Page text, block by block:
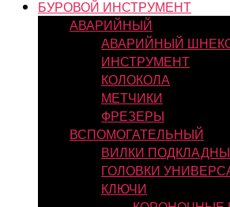
БУРОВОЙ ИНСТРУМЕНТ
АВАРИЙНЫЙ
АВАРИЙНЫЙ
ИНСТРУМЕНТ
КОЛОКОЛА
МЕТЧИКИ
ФРЕЗЕРЫ
ВСПОМОГАТЕЛЬНЫЙ
ВИЛКИ
ГОЛОВКИ
КЛЮЧИ